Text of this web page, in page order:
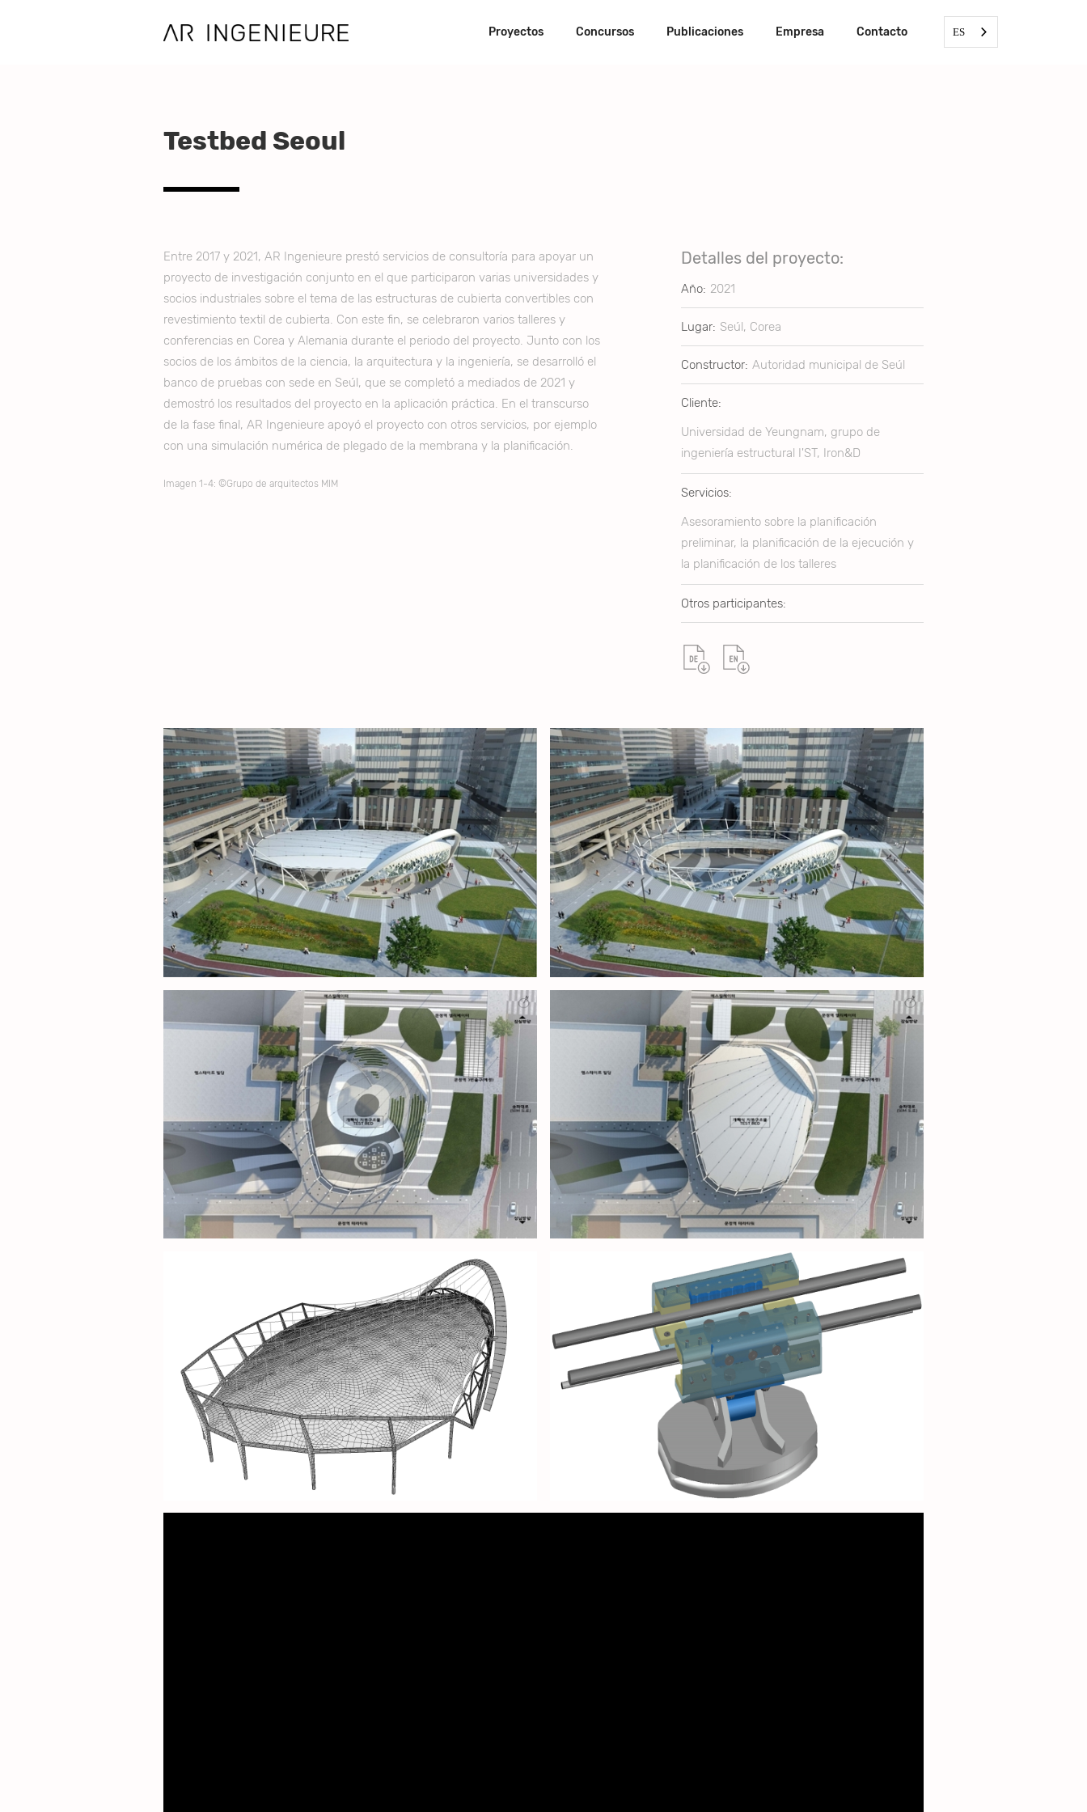
Proyectos Concursos Publicaciones Empresa Contacto
Testbed Seoul
Entre 2017 y 2021, AR Ingenieure prestó servicios de consultoría para apoyar un
proyecto de investigación conjunto en el que participaron varias universidades y
socios industriales sobre el tema de las estructuras de cubierta convertibles con
revestimiento textil de cubierta. Con este fin, se celebraron varios talleres y
conferencias en Corea y Alemania durante el periodo del proyecto. Junto con los
socios de los ámbitos de la ciencia, la arquitectura y la ingeniería, se desarrolló el
banco de pruebas con sede en Seúl, que se completó a mediados de 2021 y
demostró los resultados del proyecto en la aplicación práctica. En el transcurso
de la fase final, AR Ingenieure apoyó el proyecto con otros servicios, por ejemplo
con una simulación numérica de plegado de la membrana y la planificación.
Imagen 1-4: ©Grupo de arquitectos MIM
Detalles del proyecto:
Año: 2021
Lugar: Seúl, Corea
Constructor: Autoridad municipal de Seúl
Cliente:
Universidad de Yeungnam, grupo de
ingeniería estructural I'ST, Iron&D
Servicios:
Asesoramiento sobre la planificación
preliminar, la planificación de la ejecución y
la planificación de los talleres
Otros participantes:
ES